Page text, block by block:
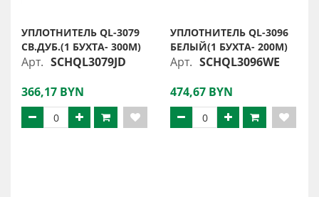
УПЛОТНИТЕЛЬ QL-3079
СВ.ДУБ.(1 БУХТА- 300М)
Арт. SCHQL3079JD
366,17 BYN
УПЛОТНИТЕЛЬ QL-3096
БЕЛЫЙ(1 БУХТА- 200М)
Арт. SCHQL3096WE
474,67 BYN